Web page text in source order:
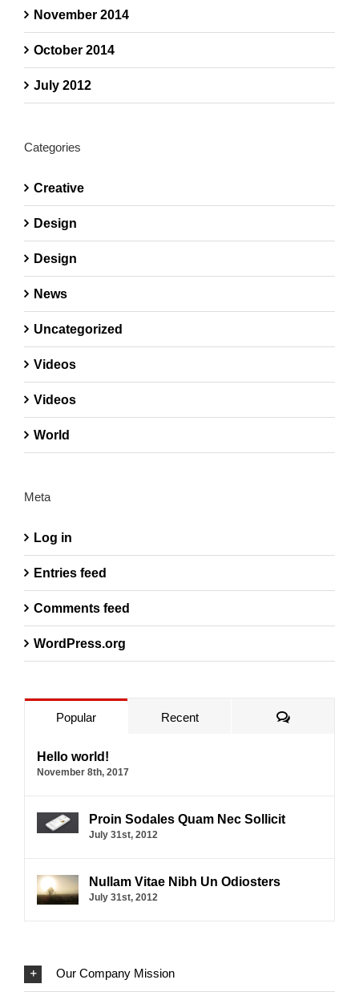
November 2014
October 2014
July 2012
Categories
Creative
Design
Design
News
Uncategorized
Videos
Videos
World
Meta
Log in
Entries feed
Comments feed
WordPress.org
Popular Recent Comments
Hello world!
November 8th, 2017
Proin Sodales Quam Nec Sollicit
July 31st, 2012
Nullam Vitae Nibh Un Odiosters
July 31st, 2012
Our Company Mission